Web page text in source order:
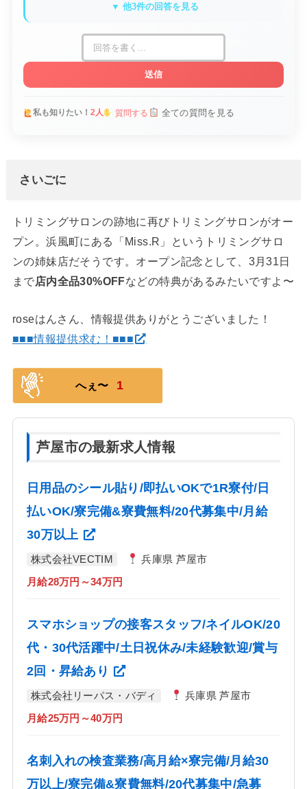
▼ 他3件の回答を見る
送信
私も知りたい！ 2人 質問する 全ての質問を見る
さいごに
トリミングサロンの跡地に再びトリミングサロンがオー
プン。浜風町にある「Miss.R」というトリミングサロ
ンの姉妹店だそうです。オープン記念として、3月31日
まで店内全品30%OFFなどの特典があるみたいですよ〜
roseはんさん、情報提供ありがとうございました！
■■■情報提供求む！■■■
へぇ〜 1
芦屋市の最新求人情報
日用品のシール貼り/即払いOKで1R寮付/日
払いOK/寮完備&寮費無料/20代募集中/月給
30万以上
株式会社VECTIM 兵庫県 芦屋市
月給28万円～34万円
スマホショップの接客スタッフ/ネイルOK/20
代・30代活躍中/土日祝休み/未経験歓迎/賞与
2回・昇給あり
株式会社リーパス・バディ 兵庫県 芦屋市
月給25万円～40万円
名刺入れの検査業務/高月給×寮完備/月給30
万以上/寮完備&寮費無料/20代募集中/急募